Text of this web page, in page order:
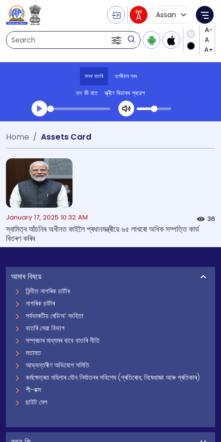
Search
Language
শুনক বাতৰি দুপৰীয়াৰ খবৰ
মন কী বাত স্ক্ৰীণ ৰিডাৰৰ প্ৰৱেশ
Transcript summary
Home Assets Card
January 17, 2025 10:32 AM 36
স্বামিত্ব আঁচনিৰ অধীনত কাইলৈ প্ৰধানমন্ত্ৰীয়ে ৬৫ লাখৰো অধিক সম্পত্তি কার্ড
বিতৰণ কৰিব
আমাৰ বিষয়ে
হিন্দীত নাগৰিক চাৰ্টাৰ
নাগৰিক চাৰ্টাৰ
সৰ্বভাৰতীয় ৰেডিঅ’ সংহিতা
বাতৰি সেৱা বিভাগ
সম্প্ৰচাৰ মাধ্যমৰ বাবে বাতৰি নীতি
মতামত
আভ্যন্তৰীণ অভিযোগ সমিতি
কৰ্মক্ষেত্ৰত মহিলাৰ যৌন নিৰ্যাতনৰ সবিশেষ (প্ৰতিৰোধ, নিষেধাজ্ঞা আৰু প্ৰতিকাৰ)
শী-বক্স
ছাইট মেপ